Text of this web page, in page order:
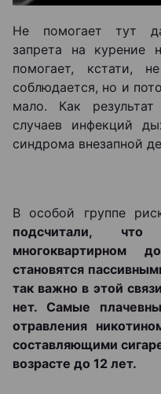
Не помогает тут
запрета на курение
помогает, кстати,
соблюдается, но и
мало. Как
случаев инфекций
синдрома внезапной
В особой группе
подсчитали,
многоквартирном
становятся
так важно в этой
нет. Самые
отравления
составляющими
возрасте до 12 лет.